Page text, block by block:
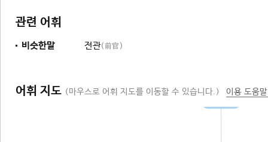
관련 어휘
비슷한말 전관(前官)
어휘 지도 (마우스로 어휘 지도를 이동할 수 있습니다.) 이용 도움